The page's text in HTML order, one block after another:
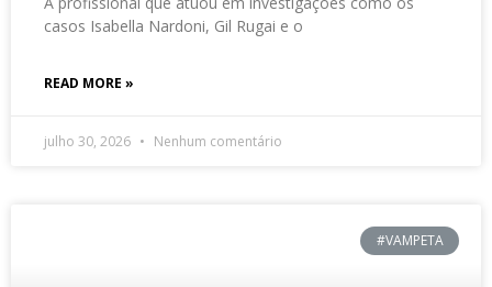
casos Isabella Nardoni, Gil Rugai e o
READ MORE »
julho 30, 2026 Nenhum comentário
#VAMPETA